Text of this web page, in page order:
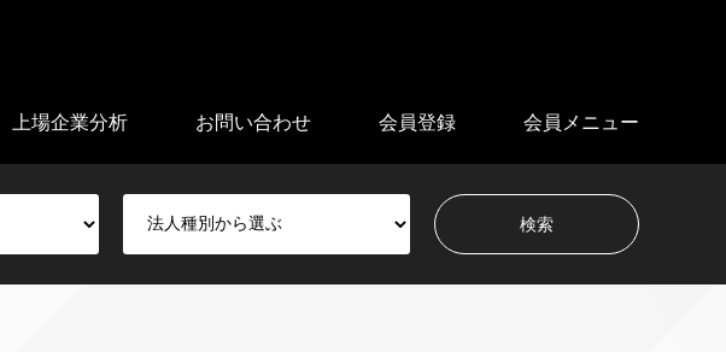
上場企業分析 お問い合わせ 会員登録 会員メニュー